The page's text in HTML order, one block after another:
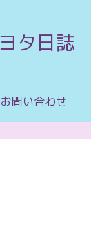
ヨタ日誌
お問い合わせ